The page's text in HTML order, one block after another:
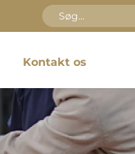
Kontakt os